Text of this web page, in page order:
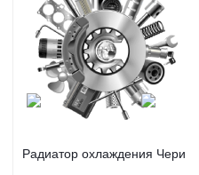
Радиатор охлаждения Чери